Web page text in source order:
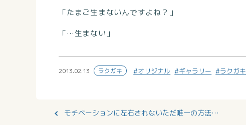
「たまご生まないんですよね？」
「…生まない」
2013.02.13 ラクガキ オリジナル ギャラリー ラクガキ
モチベーションに左右されないただ唯一の方法…